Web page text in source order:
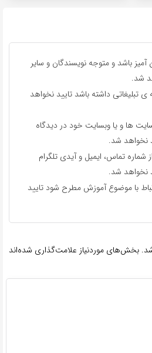
باشد و متوجه نویسندگان و سایر
شد.
تبلیغاتی داشته باشد تایید نخواهد
ها و یا وبسایت خود در دیدگاه
نخواهد شد.
شماره تماس، ایمیل و آیدی تلگرام
نخواهد شد.
با موضوع آموزش مطرح شود تایید
بخش‌های موردنیاز علامت‌گذاری شده‌اند